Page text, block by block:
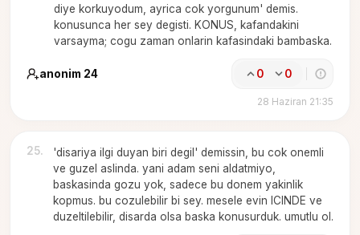
diye korkuyodum, ayrica cok yorgunum' demis.
konusunca her sey degisti. KONUS, kafandakini
varsayma; cogu zaman onlarin kafasindaki bambaska.
anonim 24 0 0
28 Haziran 21:35
25.
'disariya ilgi duyan biri degil' demissin, bu cok onemli
ve guzel aslinda. yani adam seni aldatmiyo,
baskasinda gozu yok, sadece bu donem yakinlik
kopmus. bu cozulebilir bi sey. mesele evin ICINDE ve
duzeltilebilir, disarda olsa baska konusurduk. umutlu ol.